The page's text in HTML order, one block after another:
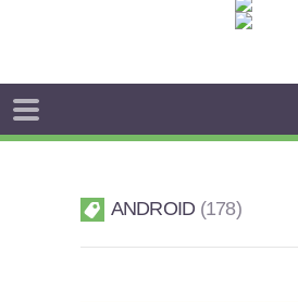
ANDROID 178